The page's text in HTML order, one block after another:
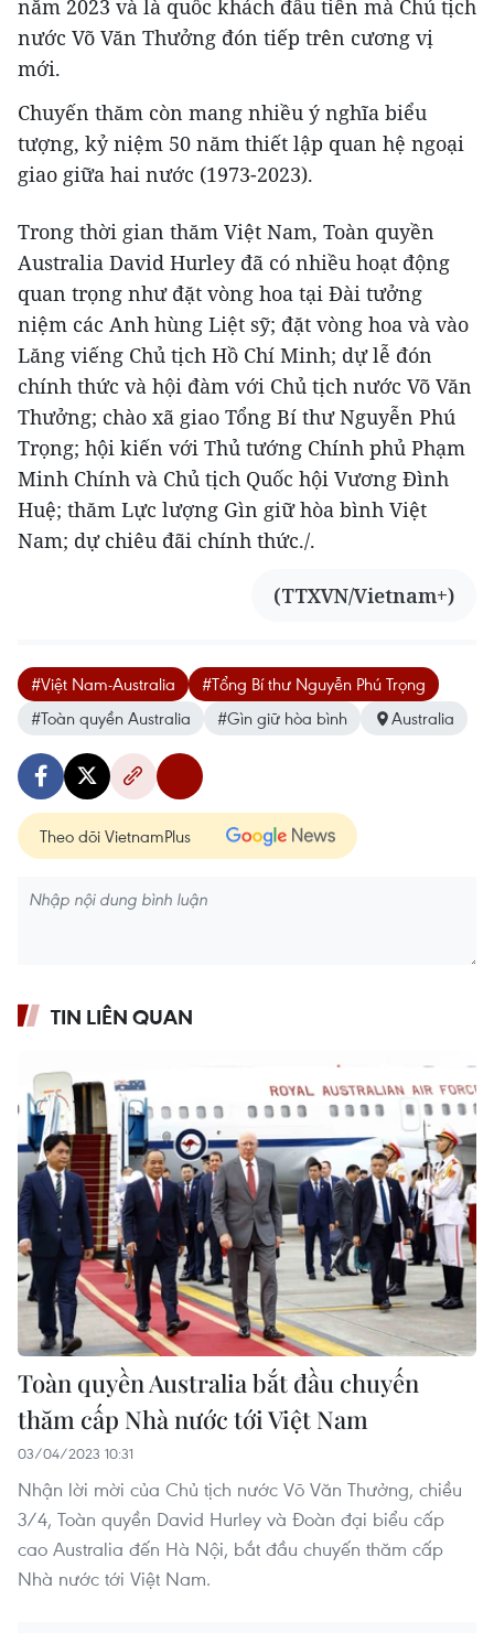
năm 2023 và là quốc khách đầu tiên mà Chủ tịch
nước Võ Văn Thưởng đón tiếp trên cương vị
mới.
Chuyến thăm còn mang nhiều ý nghĩa biểu
tượng, kỷ niệm 50 năm thiết lập quan hệ ngoại
giao giữa hai nước (1973-2023).
Trong thời gian thăm Việt Nam, Toàn quyền
Australia David Hurley đã có nhiều hoạt động
quan trọng như đặt vòng hoa tại Đài tưởng
niệm các Anh hùng Liệt sỹ; đặt vòng hoa và vào
Lăng viếng Chủ tịch Hồ Chí Minh; dự lễ đón
chính thức và hội đàm với Chủ tịch nước Võ Văn
Thưởng; chào xã giao Tổng Bí thư Nguyễn Phú
Trọng; hội kiến với Thủ tướng Chính phủ Phạm
Minh Chính và Chủ tịch Quốc hội Vương Đình
Huệ; thăm Lực lượng Gìn giữ hòa bình Việt
Nam; dự chiêu đãi chính thức./.
(TTXVN/Vietnam+)
#Việt Nam-Australia
#Tổng Bí thư Nguyễn Phú Trọng
#Toàn quyền Australia
#Gìn giữ hòa bình Australia
Theo dõi VietnamPlus
TIN LIÊN QUAN
Toàn quyền Australia bắt đầu chuyến
thăm cấp Nhà nước tới Việt Nam
03/04/2023 10:31
Nhận lời mời của Chủ tịch nước Võ Văn Thưởng, chiều
3/4, Toàn quyền David Hurley và Đoàn đại biểu cấp
cao Australia đến Hà Nội, bắt đầu chuyến thăm cấp
Nhà nước tới Việt Nam.